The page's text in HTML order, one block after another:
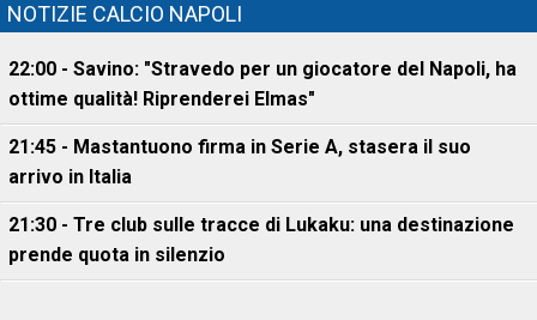
NOTIZIE CALCIO NAPOLI
22:00 - Savino: "Stravedo per un giocatore del Napoli, ha
ottime qualità! Riprenderei Elmas"
21:45 - Mastantuono firma in Serie A, stasera il suo
arrivo in Italia
21:30 - Tre club sulle tracce di Lukaku: una destinazione
prende quota in silenzio